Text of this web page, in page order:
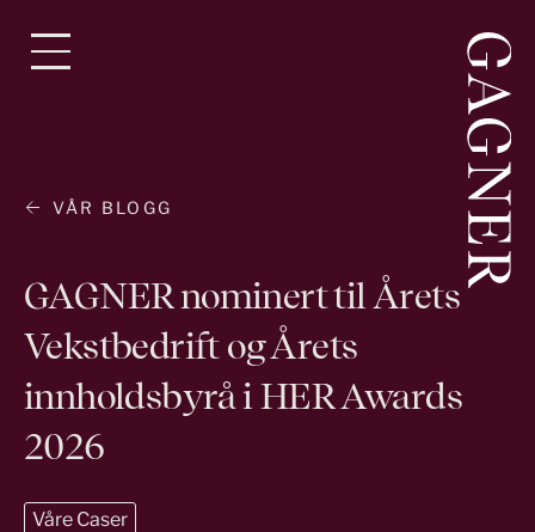
innhold
VÅR BLOGG
GAGNER nominert til Årets
Vekstbedrift og Årets
innholdsbyrå i HER Awards
2026
Våre Caser